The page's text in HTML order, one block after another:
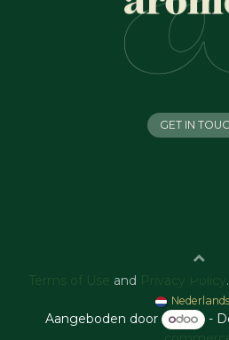
GET IN
Terms of Use and Privacy Policy
Nederlands
Aangeboden door -